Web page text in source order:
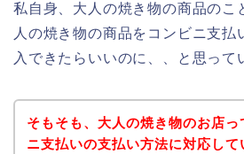
私自身、大人の焼き物の商品のこ
人の焼き物の商品をコンビニ支払
入できたらいいのに、、と思って
そもそも、大人の焼き物のお店っ
ニ支払いの支払い方法に対応して